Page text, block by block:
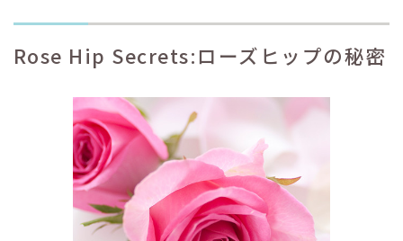
Rose Hip Secrets:ローズヒップの秘密